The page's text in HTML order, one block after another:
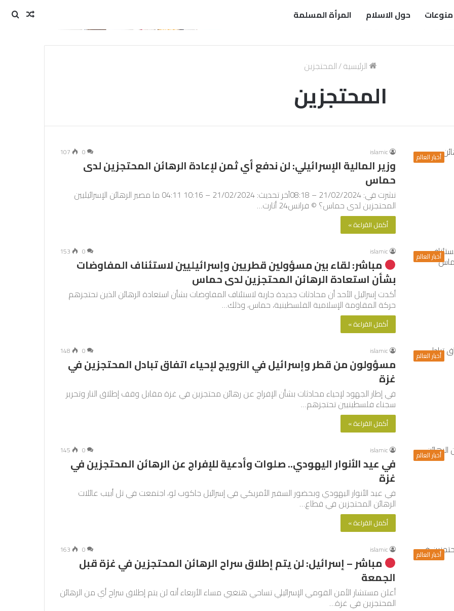
منوعات حول الاسلام المرأة المسلمة
مقال
الرئيسية/المحتجزين
المحتجزين
أخبار العالم islamic
0
107
وزير المالية الإسرائيلي: لن ندفع أي ثمن لإعادة الرهائن المحتجزين لدى
حماس
نشرت في: 21/02/2024 – 08:18آخر تحديث: 21/02/2024 – 10:16 04:11 ما مصير الرهائن الإسرائيليين
المحتجزين لدى حماس؟ © فرانس24 أثارت…
أكمل القراءة »
أخبار العالم islamic
0
153
مباشر: لقاء بين مسؤولين قطريين وإسرائيليين لاستئناف المفاوضات
بشأن استعادة الرهائن المحتجزين لدى حماس
أكدت إسرائيل الأحد أن محادثات جديدة جارية لاستئناف المفاوضات بشأن استعادة الرهائن الذين تحتجزهم
حركة المقاومة الإسلامية الفلسطينية، حماس، وذلك…
أكمل القراءة »
أخبار العالم islamic
0
148
مسؤولون من قطر وإسرائيل في النرويج لإحياء اتفاق تبادل المحتجزين في
غزة
في إطار الجهود لإحياء محادثات بشأن الإفراج عن رهائن محتجزين في غزة مقابل وقف إطلاق النار وتحرير
سجناء فلسطينيين تحتجزهم…
أكمل القراءة »
أخبار العالم islamic
0
145
في عيد الأنوار اليهودي.. صلوات وأدعية للإفراج عن الرهائن المحتجزين في
غزة
في عيد الأنوار اليهودي وبحضور السفير الأمريكي في إسرائيل جاكوب لو، اجتمعت في تل أبيب عائلات
الرهائن المحتجزين في قطاع…
أكمل القراءة »
أخبار العالم islamic
0
163
مباشر – إسرائيل: لن يتم إطلاق سراح الرهائن المحتجزين في غزة قبل
الجمعة
أعلن مستشار الأمن القومي الإسرائيلي تساحي هنغبي مساء الأربعاء أنه لن يتم إطلاق سراح أي من الرهائن
المحتجزين في غزة…